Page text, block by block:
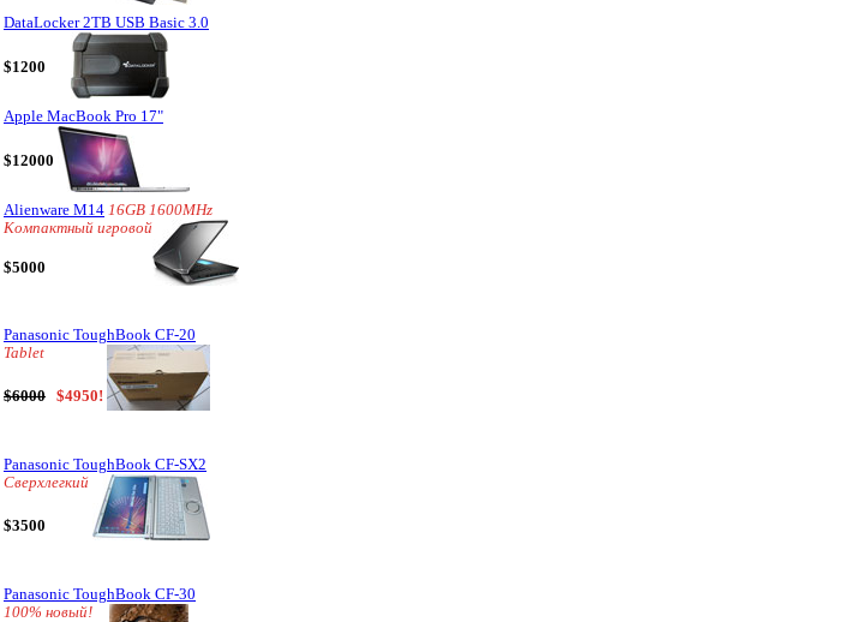
DataLocker 2TB USB Basic 3.0
$1200
Apple MacBook Pro 17"
$12000
Alienware M14 16GB 1600MHz
Компактный игровой
$5000
Panasonic ToughBook CF-20
Tablet
$6000 $4950!
Panasonic ToughBook CF-SX2
Сверхлегкий
$3500
Panasonic ToughBook CF-30
100% новый!